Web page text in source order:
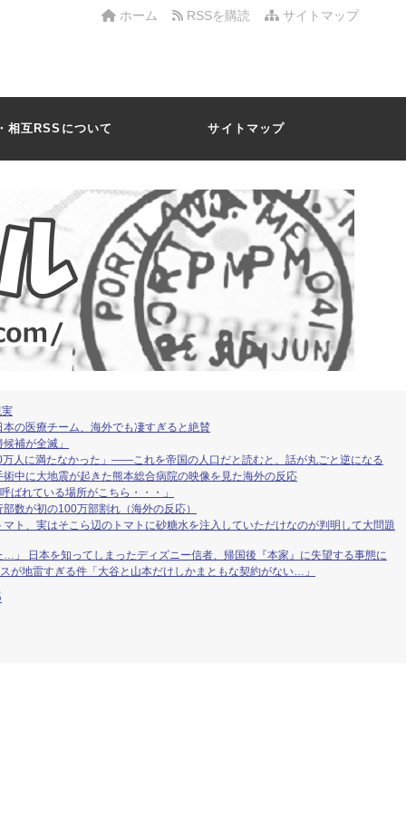
サイトマップ
RSSを購読
ホーム
相互RSSについて サイトマップ
の医療チーム、海外でも凄すぎると絶賛
補が全滅」
万人に満たなかった」——これを帝国の人口だと読むと、話が丸ごと逆になる
中に大地震が起きた熊本総合病院の映像を見た海外の反応
ばれている場所がこちら・・・」
数が初の100万部割れ（海外の反応）
ト、実はそこら辺のトマトに砂糖水を注入していただけなのが判明して大問題
」 日本を知ってしまったディズニー信者、帰国後『本家』に失望する事態に
スが地雷すぎる件「大谷と山本だけしかまともな契約がない…」